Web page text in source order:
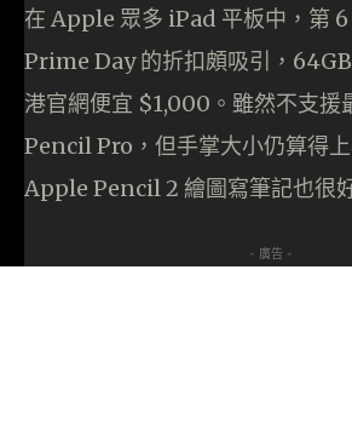
在 Apple 眾多 iPad 平板中，第
Prime Day 的折扣頗吸引，
港官網便宜 $1,000。雖然不支援
Pencil Pro，但手掌大小仍算得
Apple Pencil 2 繪圖寫筆記也很
- 廣告 -